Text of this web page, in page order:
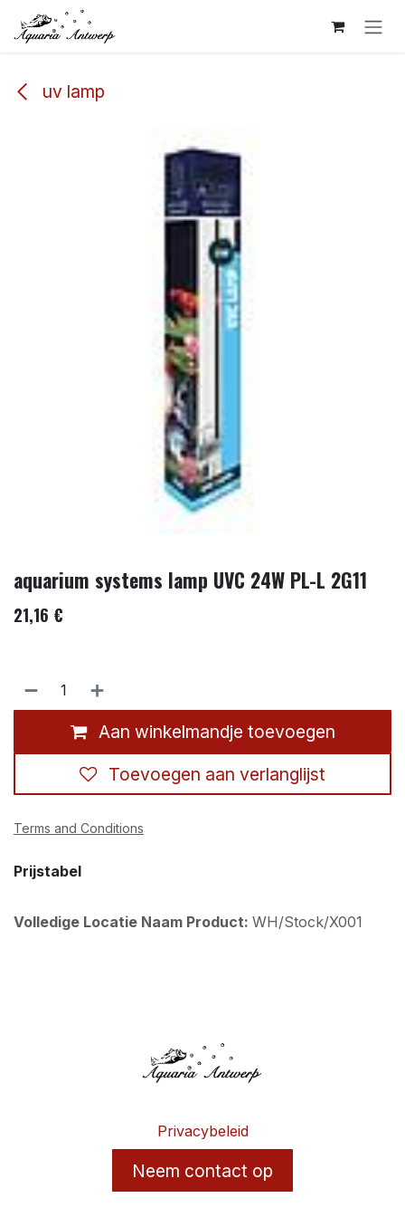
Overslaan naar inhoud
uv lamp
aquarium systems lamp UVC 24W PL-L 2G11
21,16 €
Aan winkelmandje toevoegen
Toevoegen aan verlanglijst
Terms and Conditions
Prijstabel
Volledige Locatie Naam Product: WH/Stock/X001
Privacybeleid
Neem contact op